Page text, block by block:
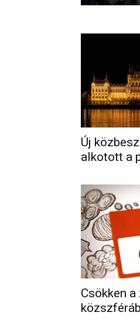
Új
alkotott a
Csökken